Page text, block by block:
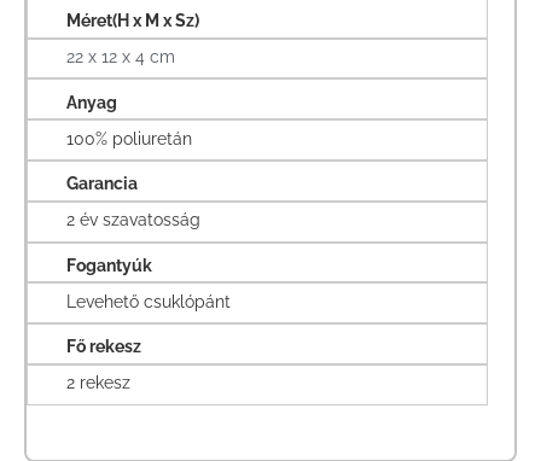
Méret(H x M x Sz)
22 x 12 x 4 cm
Anyag
100% poliuretán
Garancia
2 év szavatosság
Fogantyúk
Levehető csuklópánt
Fő rekesz
2 rekesz